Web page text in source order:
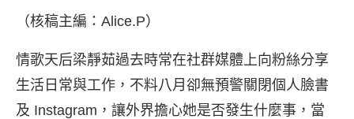
（核稿主編：Alice.P）
情歌天后梁靜茹過去時常在社群媒體上向粉絲分享
生活日常與工作，不料八月卻無預警關閉個人臉書
及 Instagram，讓外界擔心她是否發生什麼事，當